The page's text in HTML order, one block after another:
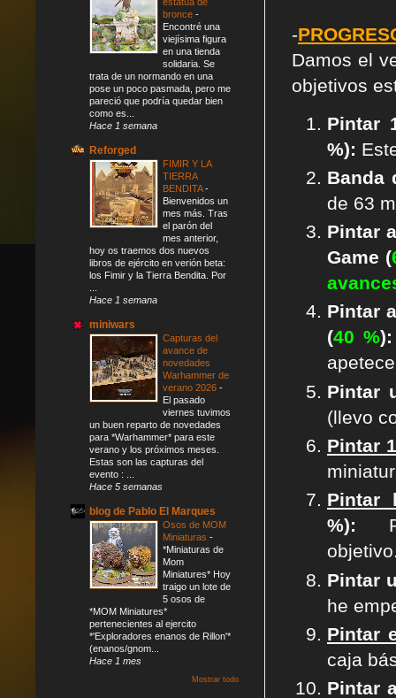
-
Damos el
objetivos
Pintar
%):
Banda
de 63
Pintar
Game (
Pintar
(40 %
Pintar
(llevo
Pintar
Pintar
%):
Pintar
he
Pintar
caja
Pintar
bronce -
Encontré una
viejísima figura
en una tienda
solidaria. Se
trata de un normando en una
pose un poco pasmada, pero me
pareció que podría quedar bien
como es...
Hace 1 semana
Reforged
FIMIR Y LA
TIERRA
BENDITA-
Bienvenidos un
mes más. Tras
el parón del
mes anterior,
hoy os traemos dos nuevos
libros de ejército en verión beta:
los Fimir y la Tierra Bendita. Por
Hace 1 semana
miniwars
Capturas del
avance de
novedades
Warhammer de
verano 2026 -
El pasado
viernes tuvimos
un buen reparto de novedades
para *Warhammer* para este
verano y los próximos meses.
Estas son las capturas del
evento : ...
Hace 5 semanas
blog de Pablo El Marques
Osos de MOM
Miniaturas -
*Miniaturas de
Mom
Miniatures* Hoy
traigo un lote de
5 osos de
*MOM Miniatures*
pertenecientes al ejercito
*'Exploradores enanos de Rillon'*
(enanos/gnom...
Hace 1 mes
Mostrar todo